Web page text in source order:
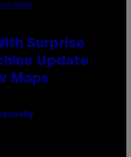
Surprise
Update
Maps